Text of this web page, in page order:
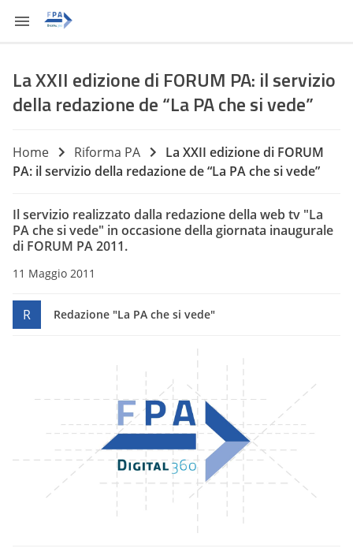
La XXII edizione di FORUM PA: il servizio
della redazione de “La PA che si vede”
Home Riforma PA
La XXII edizione di FORUM
PA: il servizio della redazione de “La PA che si vede”
Il servizio realizzato dalla redazione della web tv "La
PA che si vede" in occasione della giornata inaugurale
di FORUM PA 2011.
11 Maggio 2011
R Redazione "La PA che si vede"